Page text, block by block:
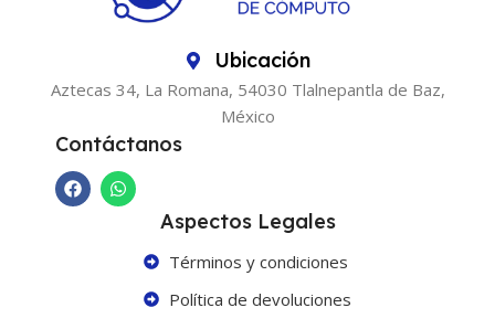
Ubicación
Aztecas 34, La Romana, 54030 Tlalnepantla de Baz,
México
Contáctanos
Aspectos Legales
Términos y condiciones
Política de devoluciones